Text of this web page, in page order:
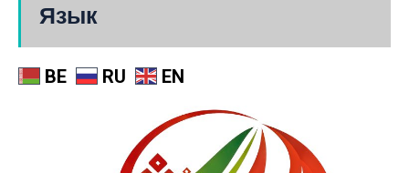
Язык
BE RU EN